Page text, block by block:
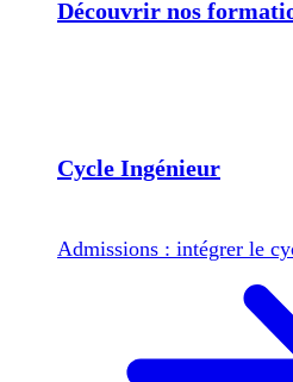
Découvrir nos
Cycle Ingénieur
Admissions : intégrer le